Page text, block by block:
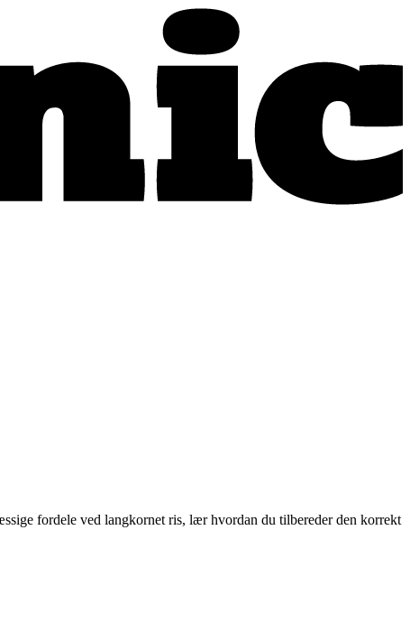
fordele ved langkornet ris, lær hvordan du tilbereder den korrekt